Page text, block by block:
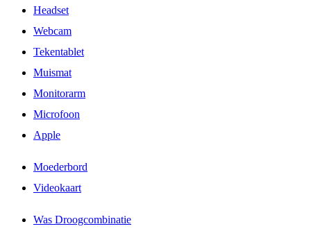
Headset
Webcam
Tekentablet
Muismat
Monitorarm
Microfoon
Apple
Moederbord
Videokaart
Was Droogcombinatie